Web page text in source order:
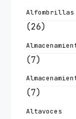
Alfombrillas
(26)
(7)
(7)
Altavoces